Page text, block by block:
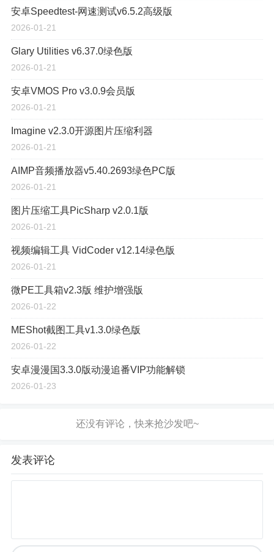
安卓Speedtest-网速测试v6.5.2高级版
2026-01-21
Glary Utilities v6.37.0绿色版
2026-01-21
安卓VMOS Pro v3.0.9会员版
2026-01-21
Imagine v2.3.0开源图片压缩利器
2026-01-21
AIMP音频播放器v5.40.2693绿色PC版
2026-01-21
图片压缩工具PicSharp v2.0.1版
2026-01-21
视频编辑工具 VidCoder v12.14绿色版
2026-01-21
微PE工具箱v2.3版 维护增强版
2026-01-22
MEShot截图工具v1.3.0绿色版
2026-01-22
安卓漫漫国3.3.0版动漫追番VIP功能解锁
2026-01-23
发表评论